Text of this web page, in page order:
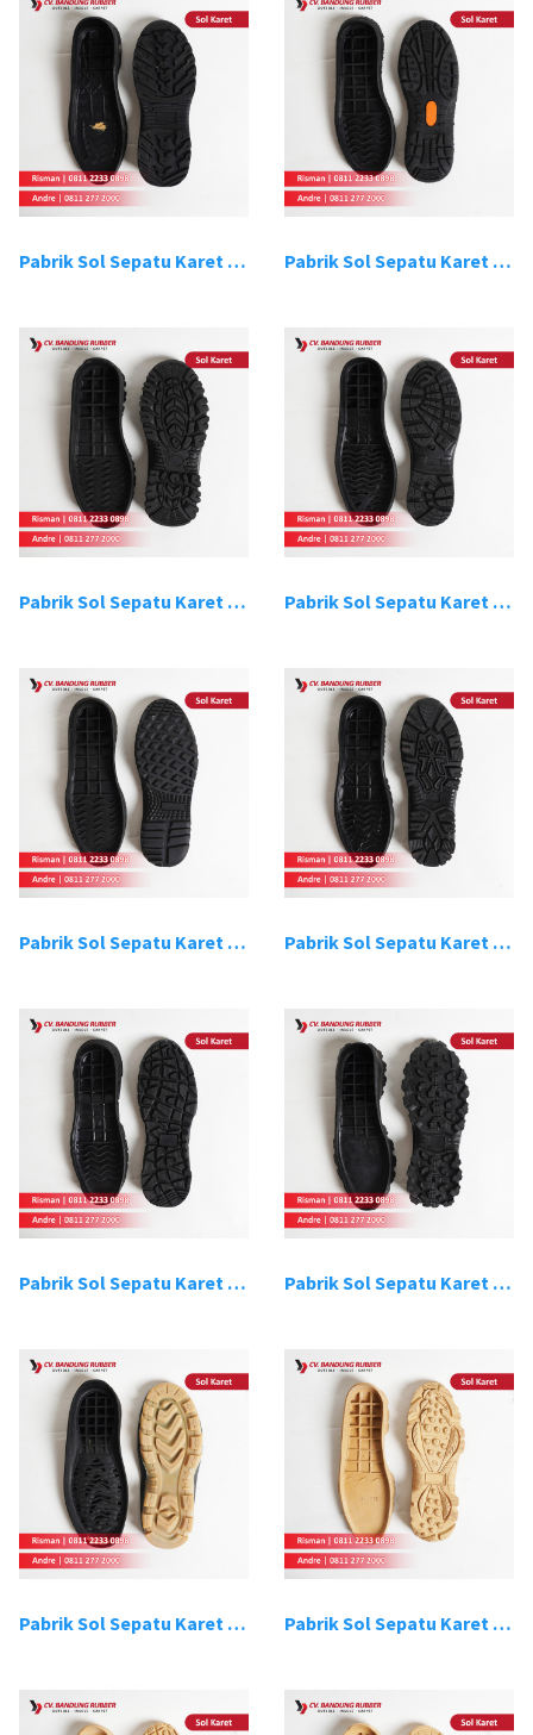
Pabrik Sol Sepatu Karet Bandung 9 Pabrik Sol Sepatu Karet Bandung 10
Pabrik Sol Sepatu Karet Bandung 11 Pabrik Sol Sepatu Karet Bandung 12
Pabrik Sol Sepatu Karet Bandung 13 Pabrik Sol Sepatu Karet Bandung 14
Pabrik Sol Sepatu Karet Bandung 15 Pabrik Sol Sepatu Karet Bandung 16
Pabrik Sol Sepatu Karet Bandung 17 Pabrik Sol Sepatu Karet Bandung 18